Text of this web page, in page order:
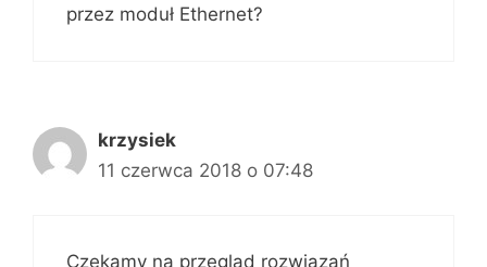
przez moduł Ethernet?
krzysiek
11 czerwca 2018 o 07:48
Czekamy na przegląd rozwiązań